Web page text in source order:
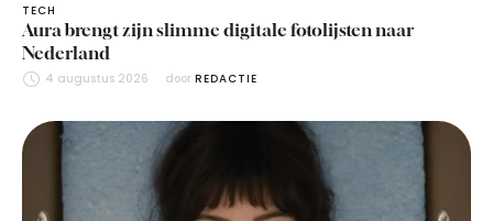
TECH
Aura brengt zijn slimme digitale fotolijsten naar
Nederland
4 augustus 2026 door REDACTIE